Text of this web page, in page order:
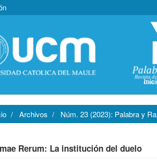
Archivos Núm. 23 (2023): Palabra y
Rerum: La institución del duelo